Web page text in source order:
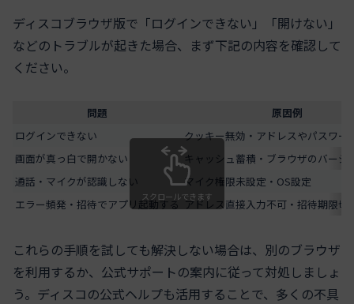
ディスコブラウザ版で「ログインできない」「開けない」
などのトラブルが起きた場合、まず下記の内容を確認して
ください。
問題
原因例
ログインできない
クッキー無効・アドレスやパスワー
画面が真っ白で開かない
キャッシュ蓄積・ブラウザのバージ
通話・マイクが認識しない
マイク権限未設定・OS設定
エラー頻発・招待でアプリ起動する アドレス直接入力不可・招待期限切
スクロールできます
これらの手順を試しても解決しない場合は、別のブラウザ
を利用するか、公式サポートの案内に従って対処しましょ
う。ディスコの公式ヘルプも活用することで、多くの不具